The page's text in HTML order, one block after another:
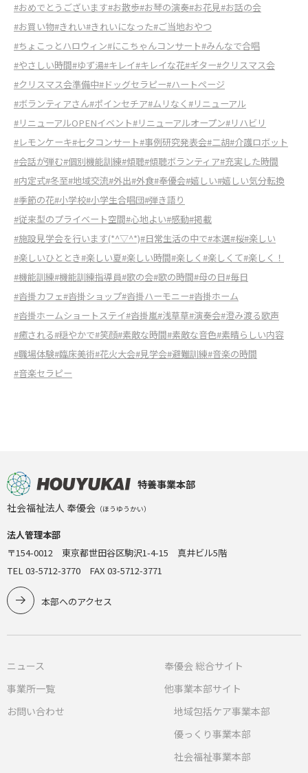
#おめでとうございます#お散歩#お琴の演奏#お花見#お話の会
#お買い物#きれい#きれいになった#ご当地おやつ
#ちょこっとハロウィン#にこちゃんコンサート#みんなで合唱
#やさしい時間#ゆず湯#キレイ#キレイな花#ギター#クリスマス会
#クリスマス会準備中#ドッグセラピー#ハートページ
#ボランティアさん#ポインセチア#ムリなく #リニューアル
#リニューアルOPENイベント#リニューアルオープン#リハビリ
#レモンケーキ#七夕コンサート#事例研究発表会#二胡#介護ロボット
#会話が弾む#個別機能訓練#傾聴#傾聴ボランティア#充実した時間
#内定式#冬至#地域交流#外出#外食#奉優会#嬉しい#嬉しい気分転換
#季節の花#小学校#小学生合唱団#弾き語り
#従来型のプライベート空間#心地よい#感動#掲載
#施設見学会を行います(*^▽^*)#日常生活の中で#本選#桜#楽しい
#楽しいひととき#楽しい夏#楽しい時間#楽しく #楽しくて#楽しく！
#機能訓練#機能訓練指導員#歌の会#歌の時間#母の日#毎日
#沓掛カフェ#沓掛ショップ#沓掛ハーモニー#沓掛ホーム
#沓掛ホームショートステイ#沓掛嵐#浅草草#演奏会#澄み渡る歌声
#癒される#穏やかで#笑顔#素敵な時間#素敵な音色#素晴らしい内容
#職場体験#臨床美術#花火大会#見学会#避難訓練#音楽の時間
#音楽セラピー
特養事業本部
社会福祉法人 奉優会 （ほうゆうかい）
法人管理本部
〒154-0012 東京都世田谷区駒沢1-4-15 真井ビル5階
TEL 03-5712-3770 FAX 03-5712-3771
本部へのアクセス
ニュース
事業所一覧
お問い合わせ
奉優会 総合サイト
他事業本部サイト
地域包括ケア事業本部
優っくり事業本部
社会福祉事業本部